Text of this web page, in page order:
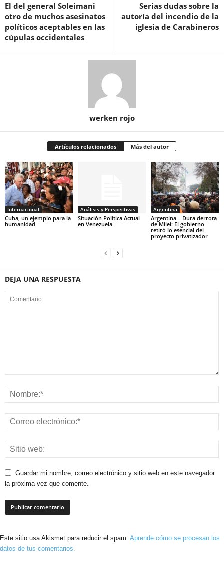
El del general Soleimani
otro de muchos asesinatos
políticos aceptables en las
cúpulas occidentales
Serias dudas sobre la
autoría del incendio de la
iglesia de Carabineros
werken rojo
Artículos relacionados Más del autor
Internacional
Cuba, un ejemplo para la
humanidad
Análisis y Perspectivas
Situación Política Actual
en Venezuela
Argentina
Argentina – Dura derrota
de Milei: El gobierno
retiró lo esencial del
proyecto privatizador
DEJA UNA RESPUESTA
Guardar mi nombre, correo electrónico y sitio web en este navegador
la próxima vez que comente.
Este sitio usa Akismet para reducir el spam. Aprende cómo se procesan los
datos de tus comentarios.